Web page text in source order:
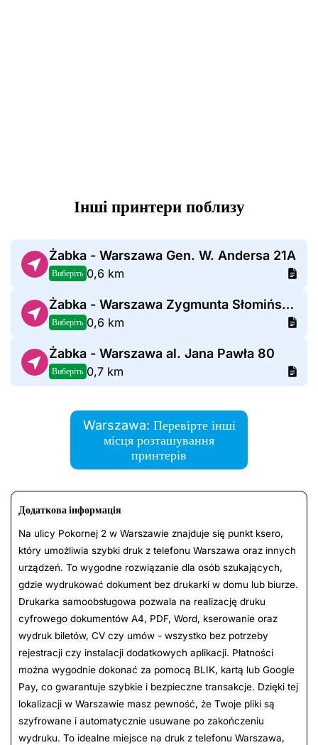
Інші принтери поблизу
Żabka - Warszawa Gen. W. Andersa 21A
Виберіть 0,6 km
Żabka - Warszawa Zygmunta Słomińskiego 19
Виберіть 0,6 km
Żabka - Warszawa al. Jana Pawła 80
Виберіть 0,7 km
Warszawa: Перевірте інші
місця розташування
принтерів
Додаткова інформація
Na ulicy Pokornej 2 w Warszawie znajduje się punkt ksero,
który umożliwia szybki druk z telefonu Warszawa oraz innych
urządzeń. To wygodne rozwiązanie dla osób szukających,
gdzie wydrukować dokument bez drukarki w domu lub biurze.
Drukarka samoobsługowa pozwala na realizację druku
cyfrowego dokumentów A4, PDF, Word, kserowanie oraz
wydruk biletów, CV czy umów - wszystko bez potrzeby
rejestracji czy instalacji dodatkowych aplikacji. Płatności
można wygodnie dokonać za pomocą BLIK, kartą lub Google
Pay, co gwarantuje szybkie i bezpieczne transakcje. Dzięki tej
lokalizacji w Warszawie masz pewność, że Twoje pliki są
szyfrowane i automatycznie usuwane po zakończeniu
wydruku. To idealne miejsce na druk z telefonu Warszawa,